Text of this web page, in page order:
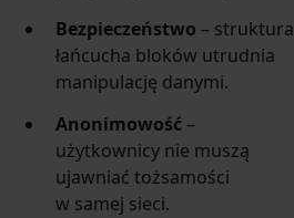
Bezpieczeństwo – struktura
łańcucha bloków utrudnia
manipulację danymi.
Anonimowość –
użytkownicy nie muszą
ujawniać tożsamości
w samej sieci.